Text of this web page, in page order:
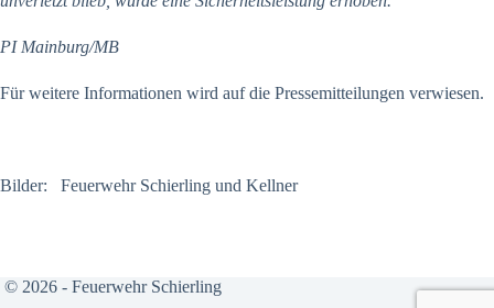
PI Mainburg/MB
Für wei­te­re Infor­ma­tio­nen wird auf die Pres­se­mit­tei­lun­gen ver­wie­sen.
Bil­der: Feu­er­wehr Schier­ling und Kell­ner
© 2026 - Feuerwehr Schierling